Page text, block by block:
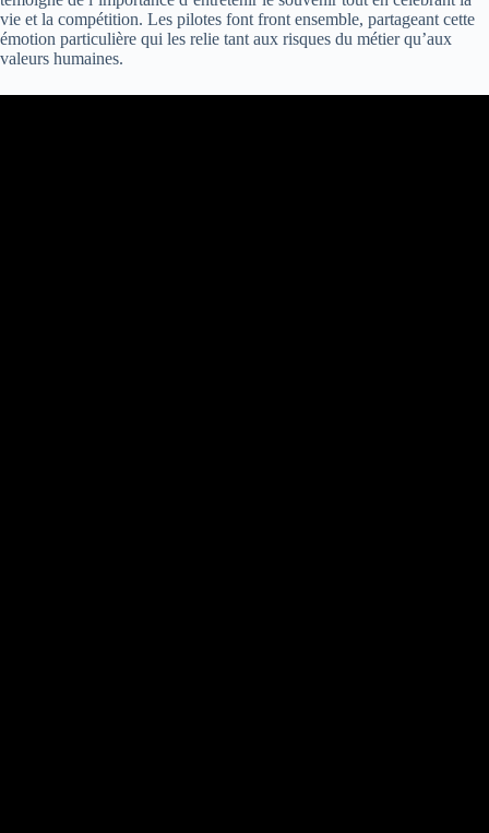
vie et la compétition. Les pilotes font front ensemble, partageant cette
émotion particulière qui les relie tant aux risques du métier qu’aux
valeurs humaines.